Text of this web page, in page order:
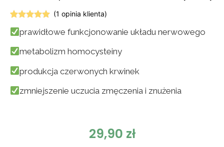
5.00na 5
podstawie
oceny
(1 opinia klienta)
prawidłowe funkcjonowanie układu nerwowego
metabolizm homocysteiny
produkcja czerwonych krwinek
zmniejszenie uczucia zmęczenia i znużenia
29,90 zł